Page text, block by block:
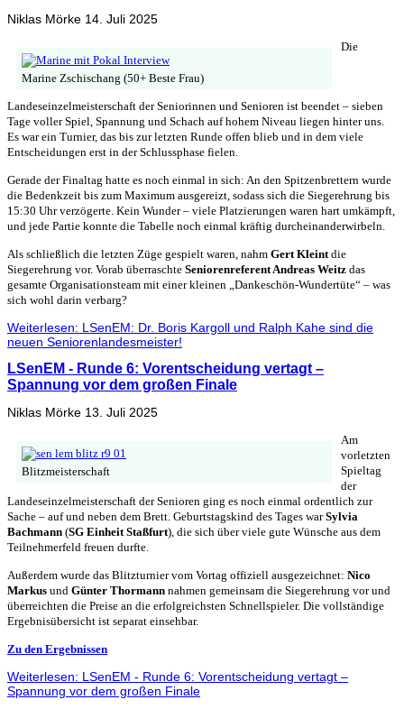
Niklas Mörke 14. Juli 2025
Marine Zschischang (50+ Beste Frau)
Die
Landeseinzelmeisterschaft der Seniorinnen und Senioren ist beendet – sieben
Tage voller Spiel, Spannung und Schach auf hohem Niveau liegen hinter uns.
Es war ein Turnier, das bis zur letzten Runde offen blieb und in dem viele
Entscheidungen erst in der Schlussphase fielen.
Gerade der Finaltag hatte es noch einmal in sich: An den Spitzenbrettern wurde
die Bedenkzeit bis zum Maximum ausgereizt, sodass sich die Siegerehrung bis
15:30 Uhr verzögerte. Kein Wunder – viele Platzierungen waren hart umkämpft,
und jede Partie konnte die Tabelle noch einmal kräftig durcheinanderwirbeln.
Als schließlich die letzten Züge gespielt waren, nahm Gert Kleint die
Siegerehrung vor. Vorab überraschte Seniorenreferent Andreas Weitz das
gesamte Organisationsteam mit einer kleinen „Dankeschön-Wundertüte“ – was
sich wohl darin verbarg?
Weiterlesen: LSenEM: Dr. Boris Kargoll und Ralph Kahe sind die
neuen Seniorenlandesmeister!
LSenEM - Runde 6: Vorentscheidung vertagt –
Spannung vor dem großen Finale
Niklas Mörke 13. Juli 2025
Blitzmeisterschaft
Am
vorletzten
Spieltag
der
Landeseinzelmeisterschaft der Senioren ging es noch einmal ordentlich zur
Sache – auf und neben dem Brett. Geburtstagskind des Tages warSylvia
Bachmann (SG Einheit Staßfurt), die sich über viele gute Wünsche aus dem
Teilnehmerfeld freuen durfte.
Außerdem wurde das Blitzturnier vom Vortag offiziell ausgezeichnet: Nico
Markus und Günter Thormann nahmen gemeinsam die Siegerehrung vor und
überreichten die Preise an die erfolgreichsten Schnellspieler. Die vollständige
Ergebnisübersicht ist separat einsehbar.
Zu den Ergebnissen
Weiterlesen: LSenEM - Runde 6: Vorentscheidung vertagt –
Spannung vor dem großen Finale